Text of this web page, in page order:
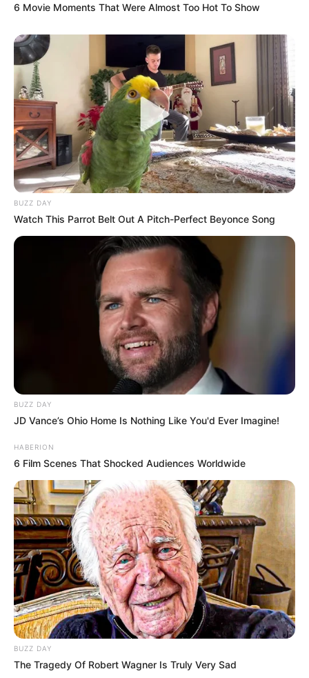
6 Movie Moments That Were Almost Too Hot To Show
BUZZ DAY
Watch This Parrot Belt Out A Pitch-Perfect Beyonce Song
BUZZ DAY
JD Vance’s Ohio Home Is Nothing Like You'd Ever Imagine!
HABERION
6 Film Scenes That Shocked Audiences Worldwide
BUZZ DAY
The Tragedy Of Robert Wagner Is Truly Very Sad